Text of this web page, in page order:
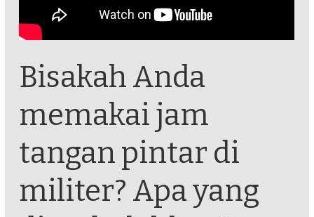
Bisakah Anda
memakai jam
tangan pintar di
militer? Apa yang